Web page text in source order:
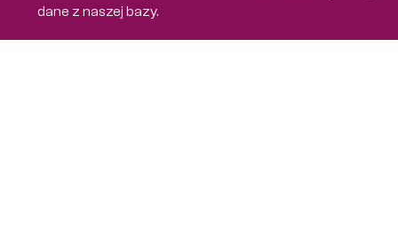
dane z naszej bazy.